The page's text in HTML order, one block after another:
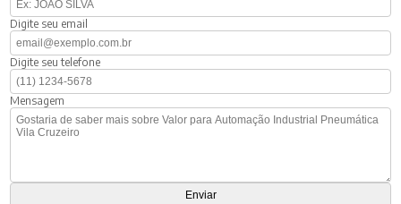
Digite seu email
Digite seu telefone
Mensagem